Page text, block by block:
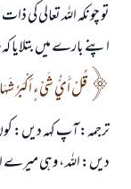
تو چونکہ اللہ تعالی کی
اپنے بارے میں بتلایا
قُلْ أَيُّ شَيْءٍ أَكْبَرُ
ترجمہ: آپ کہہ
دیں: اللہ ، وہی میرے